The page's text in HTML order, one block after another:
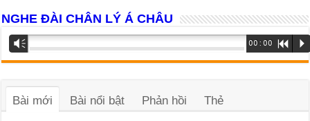
NGHE ĐÀI CHÂN LÝ Á CHÂU
Trình
phát
âm
Vm 00:00 R P
Bài mới Bài nổi bật Phản hồi Thẻ